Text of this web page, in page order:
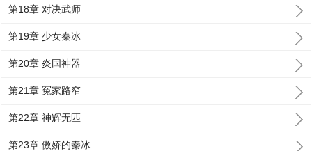
第18章 对决武师
第19章 少女秦冰
第20章 炎国神器
第21章 冤家路窄
第22章 神辉无匹
第23章 傲娇的秦冰